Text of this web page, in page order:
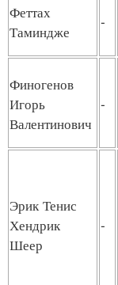
Феттах
Таминдже
-
Финогенов
Игорь
Валентинович
-
Эрик Тенис
Хендрик
Шеер
-